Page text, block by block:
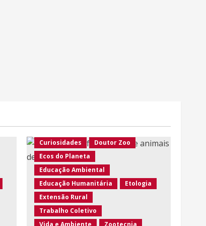
Biodiversidade
Conscientização
Curiosidades
Doutor Zoo
Ecos do Planeta
Educação Ambiental
Educação Humanitária
Etologia
Extensão Rural
Trabalho Coletivo
Vida e Ambiente
Zootecnia